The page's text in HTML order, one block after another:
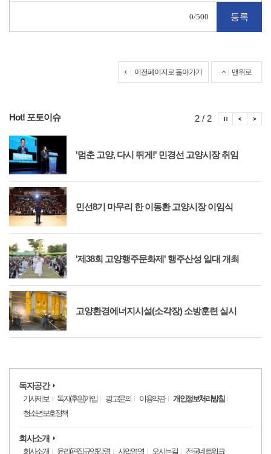
0/500
이전페이지로 돌아가기 맨위로
Hot! 포토이슈
'멈춘 고양, 다시 뛰게!' 민경선 고양시장 취임
민선8기 마무리 한 이동환 고양시장 이임식
'제38회 고양행주문화제' 행주산성 일대 개최
고양환경에너지시설(소각장) 소방훈련 실시
2 / 2 포
포토이
독자공간
기사제보 독자(후원)가입 광고문의 이용약관
개인정보처리방침
청소년보호정책
회사소개
회사소개 윤리(편집규약)강령 사업영역 오시는길 전국네트워크